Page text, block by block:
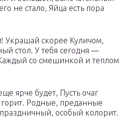
не стало, Яйца есть пора
Украшай скорее Куличом,
стол. У тебя сегодня —
со смешинкой и теплом
ярче будет, Пусть очаг
Родные, преданные
особый колорит.